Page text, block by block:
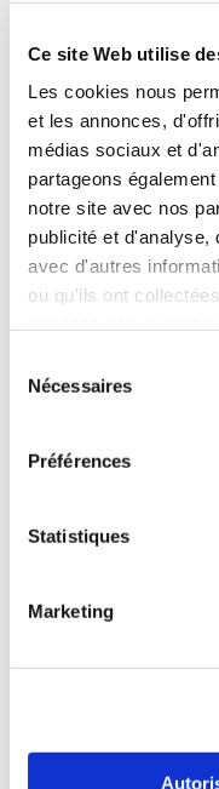
Ce site Web utilise
Les cookies nous
et les annonces,
médias sociaux et
partageons
notre site avec nos
publicité et d'analyse,
avec d'autres
ou qu'ils ont
Nécessaires
Préférences
Statistiques
Marketing
DÉFENSE
Entretien avec
Éric Trappier, PDG de
l’UIMM, était l’invité,
dirigeant a
pour le Rafale. Ce ne
observé ; l’avion de
: il « sert la Défense
indique que Dassault
forces saoudiennes
discussion des clauses
avions de combat.
à ce jour (dont 261 à
auxquels s’ajouteront
tranche de 18 Rafale
son cours, sur le site